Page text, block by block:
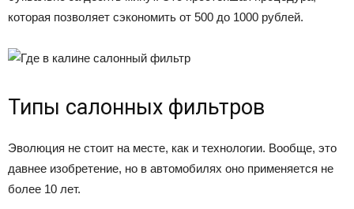
которая позволяет сэкономить от 500 до 1000 рублей.
Типы салонных фильтров
Эволюция не стоит на месте, как и технологии. Вообще, это
давнее изобретение, но в автомобилях оно применяется не
более 10 лет.